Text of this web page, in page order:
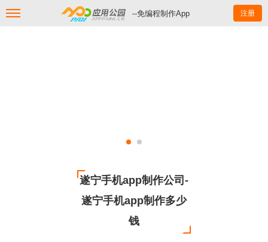
--免编程制作App 注册
遂宁手机app制作公司-
遂宁手机app制作多少
钱